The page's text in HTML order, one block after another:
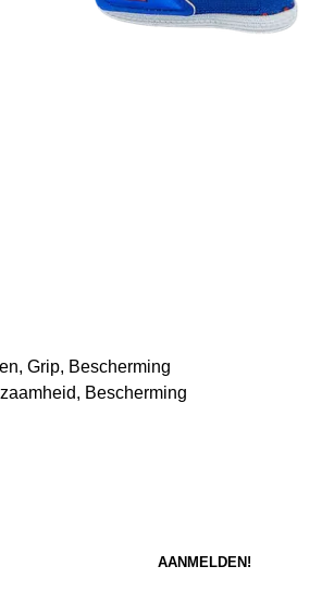
Grip, Bescherming
Bescherming